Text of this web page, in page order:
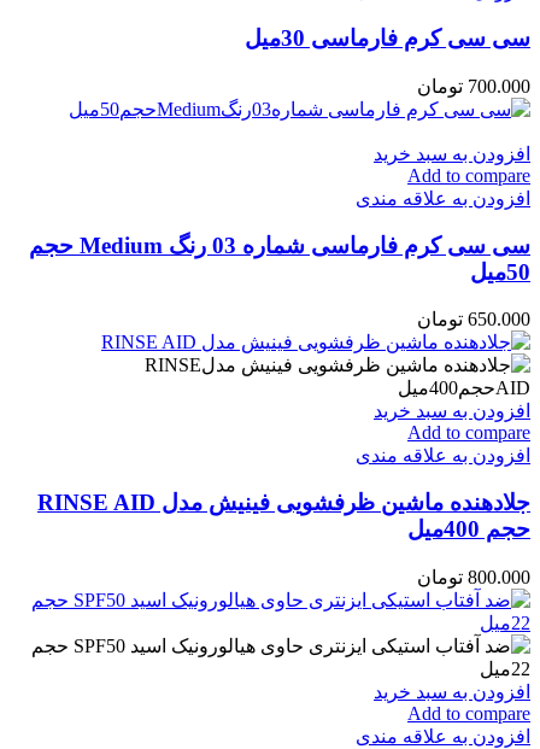
سی سی کرم فارماسی 30میل
700.000 تومان
افزودن به سبد خرید
Add to compare
افزودن به علاقه مندی
سی سی کرم فارماسی شماره 03 رنگ Medium حجم
50میل
650.000 تومان
افزودن به سبد خرید
Add to compare
افزودن به علاقه مندی
جلادهنده ماشین ظرفشویی فینیش مدل RINSE AID
حجم 400میل
800.000 تومان
افزودن به سبد خرید
Add to compare
افزودن به علاقه مندی